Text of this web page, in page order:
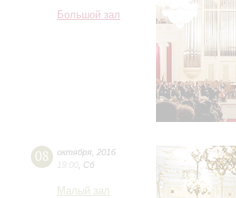
Большой зал
08 октября 2016
19:00 Сб
Малый зал